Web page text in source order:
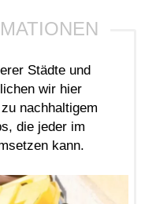
Städte und
wir hier
nachhaltigem
die jeder im
kann.